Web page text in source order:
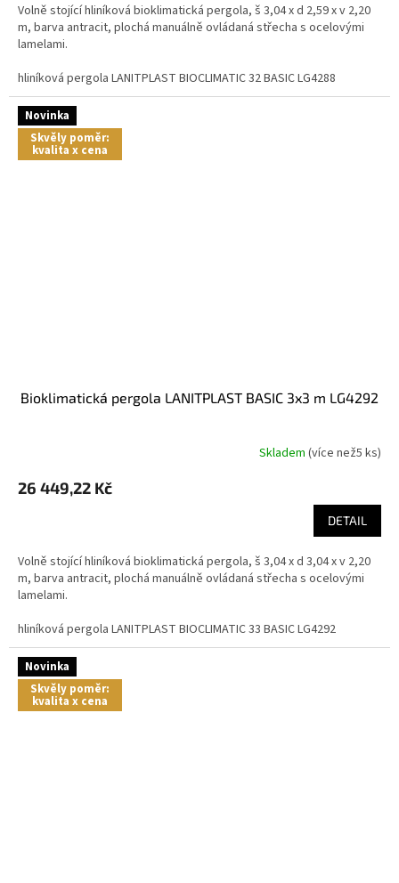
Volně stojící hliníková bioklimatická pergola, š 3,04 x d 2,59 x v 2,20
m, barva antracit, plochá manuálně ovládaná střecha s ocelovými
lamelami.
hliníková pergola LANITPLAST BIOCLIMATIC 32 BASIC LG4288
Novinka
Skvěly poměr:
kvalita x cena
bioklimatická pergola LANITPLAST BASIC 3x3 m LG4292
Skladem (více než5 ks)
26 449,22 Kč
DETAIL
Volně stojící hliníková bioklimatická pergola, š 3,04 x d 3,04 x v 2,20
m, barva antracit, plochá manuálně ovládaná střecha s ocelovými
lamelami.
hliníková pergola LANITPLAST BIOCLIMATIC 33 BASIC LG4292
Novinka
Skvěly poměr:
kvalita x cena